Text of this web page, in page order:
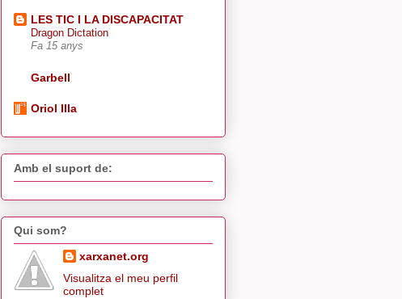
LES TIC I LA DISCAPACITAT
Dragon Dictation
Fa 15 anys
Garbell
Oriol Illa
Amb el suport de:
Qui som?
xarxanet.org
Visualitza el meu perfil
complet